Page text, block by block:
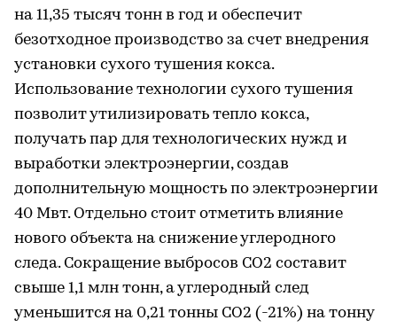
на 11,35 тысяч тонн в год и обеспечит
безотходное производство за счет внедрения
установки сухого тушения кокса.
Использование технологии сухого тушения
позволит утилизировать тепло кокса,
получать пар для технологических нужд и
выработки электроэнергии, создав
дополнительную мощность по электроэнергии
40 Мвт. Отдельно стоит отметить влияние
нового объекта на снижение углеродного
следа. Сокращение выбросов СО2 составит
свыше 1,1 млн тонн, а углеродный след
уменьшится на 0,21 тонны СО2 (-21%) на тонну